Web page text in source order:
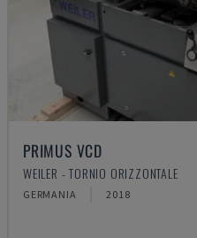
PRIMUS VCD
WEILER - TORNIO ORIZZONTALE
GERMANIA 2018